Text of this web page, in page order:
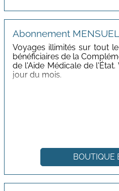
Abonnement
Voyages illimités sur tout
bénéficiaires de la
de l'Aide Médicale de
jour du mois.
BOUTIQUE